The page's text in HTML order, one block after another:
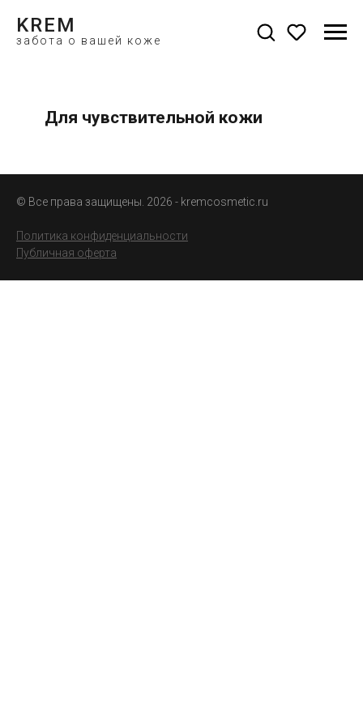
KREM
забота о вашей коже
Для чувствительной кожи
© Все права защищены. 2026 - kremcosmetic.ru
Политика конфиденциальности
Публичная оферта